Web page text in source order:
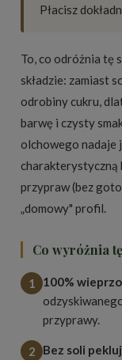
Płacisz
To, co odróżnia tę
składzie: zamiast
odrobiny cukru,
barwę i czysty
olchowego nadaje
charakterystyczną
przypraw (bez
„domowy" profil.
Co wyróżnia
1 100%
przyprawy.
2 Bez soli